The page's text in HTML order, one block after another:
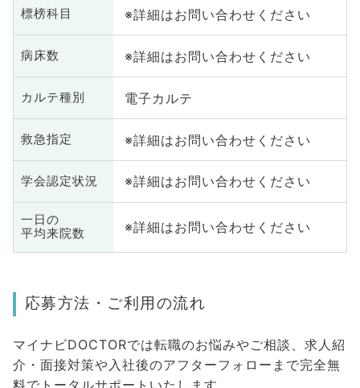
標榜科目 ※詳細はお問い合わせください
病床数 ※詳細はお問い合わせください
カルテ種別 電子カルテ
救急指定 ※詳細はお問い合わせください
学会認定状況 ※詳細はお問い合わせください
一日の
平均来院数
※詳細はお問い合わせください
応募方法・ご利用の流れ
マイナビDOCTORでは転職のお悩みやご相談、求人紹
介・面接対策や入社後のアフターフォローまで完全無